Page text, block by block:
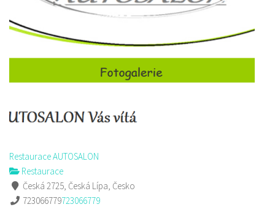
Restaurace AUTOSALON
Restaurace
Česká 2725, Česká Lípa, Česko
723066779723066779